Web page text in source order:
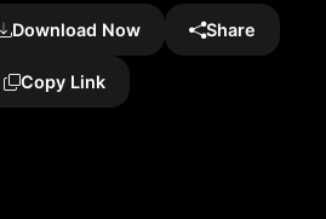
Download Now Share
Copy Link